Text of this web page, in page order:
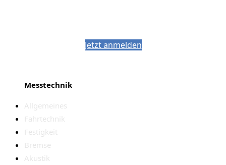
Jetzt anmelden
Messtechnik
Allgemeines
Fahrtechnik
Festigkeit
Bremse
Akustik